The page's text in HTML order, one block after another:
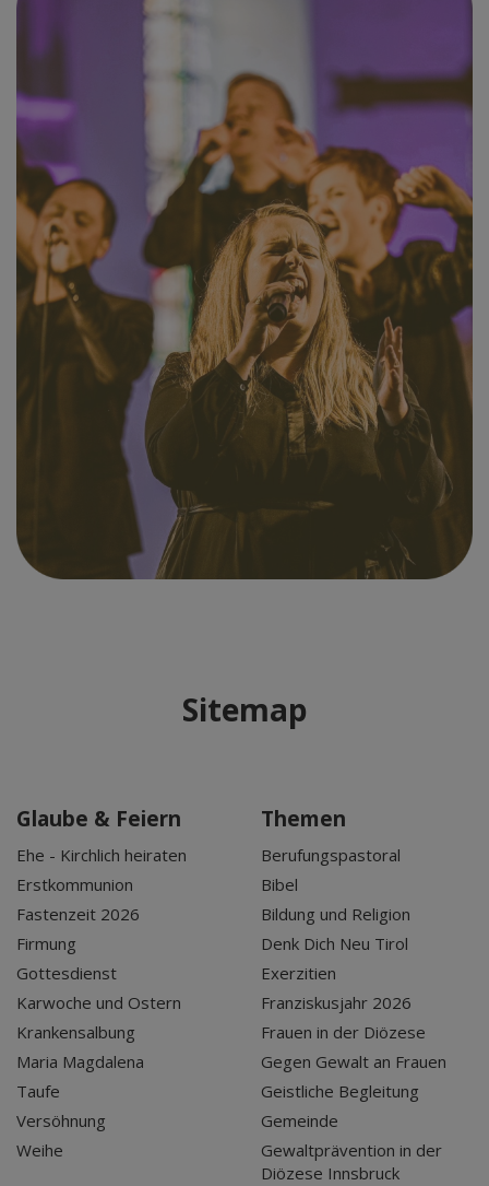
Sitemap
Glaube & Feiern
Ehe - Kirchlich heiraten
Erstkommunion
Fastenzeit 2026
Firmung
Gottesdienst
Karwoche und Ostern
Krankensalbung
Maria Magdalena
Taufe
Versöhnung
Weihe
Themen
Berufungspastoral
Bibel
Bildung und Religion
Denk Dich Neu Tirol
Exerzitien
Franziskusjahr 2026
Frauen in der Diözese
Gegen Gewalt an Frauen
Geistliche Begleitung
Gemeinde
Gewaltprävention in der
Diözese Innsbruck